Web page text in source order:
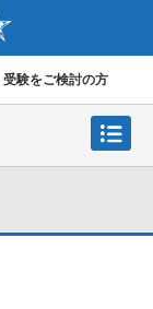
受験をご検討の方